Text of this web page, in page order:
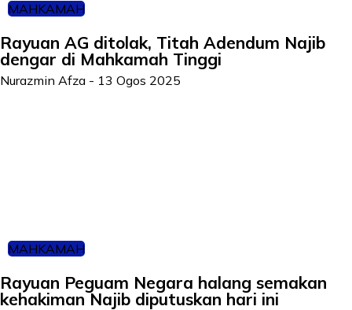
MAHKAMAH
Rayuan AG ditolak, Titah Adendum Najib
dengar di Mahkamah Tinggi
Nurazmin Afza - 13 Ogos 2025
MAHKAMAH
Rayuan Peguam Negara halang semakan
kehakiman Najib diputuskan hari ini